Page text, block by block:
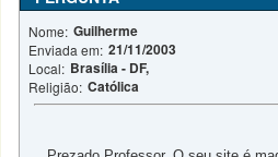
Nome: Guilherme
Enviada em: 21/11/2003
Local: Brasília - DF,
Religião: Católica